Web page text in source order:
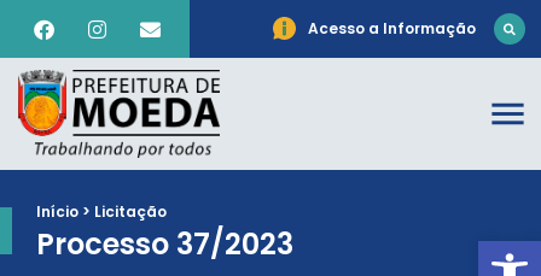
Acesso a Informação
Início > Licitação
Processo 37/2023